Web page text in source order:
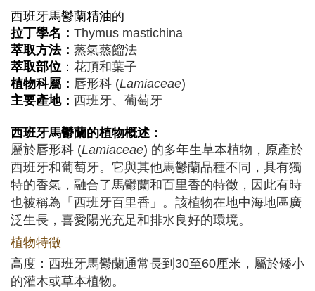
西班牙馬鬱蘭精油的
拉丁學名： Thymus mastichina
萃取方法： 蒸氣蒸餾法
萃取部位 ： 花頂和葉子
植物科屬： 唇形科 (Lamiaceae)
主要產地： 西班牙、葡萄牙
西班牙馬鬱蘭的植物概述：
屬於唇形科 (Lamiaceae) 的多年生草本植物，原產於
西班牙和葡萄牙。它與其他馬鬱蘭品種不同，具有獨
特的香氣，融合了馬鬱蘭和百里香的特徵，因此有時
也被稱為「西班牙百里香」。該植物在地中海地區廣
泛生長，喜愛陽光充足和排水良好的環境。
植物特徵
高度：西班牙馬鬱蘭通常長到30至60厘米，屬於矮小
的灌木或草本植物。